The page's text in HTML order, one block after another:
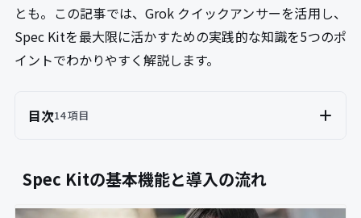
とも。この記事では、Grok クイックアンサーを活用し、
Spec Kitを最大限に活かすための実践的な知識を5つのポ
イントでわかりやすく解説します。
目次14 項目
Spec Kitの基本機能と導入の流れ